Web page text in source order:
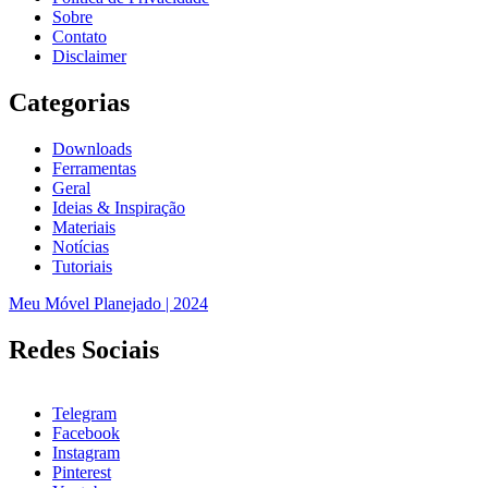
Sobre
Contato
Disclaimer
Categorias
Downloads
Ferramentas
Geral
Ideias & Inspiração
Materiais
Notícias
Tutoriais
Meu Móvel Planejado | 2024
Redes Sociais
Telegram
Facebook
Instagram
Pinterest